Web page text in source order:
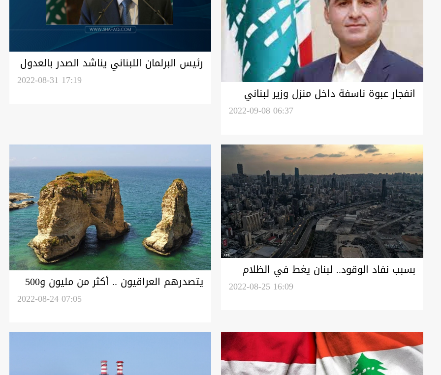
انفجار عبوة ناسفة داخل منزل وزير لبناني
2022-09-08 06:37
رئيس البرلمان اللبناني يناشد الصدر بالعدول
2022-08-31 17:19
بسبب نفاد الوقود.. لبنان يغط في الظلام
2022-08-25 16:09
يتصدرهم العراقيون .. أكثر من مليون و500
2022-08-24 07:05